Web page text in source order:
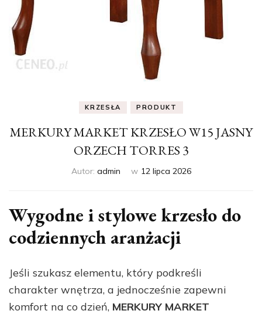
KRZESŁA PRODUKT
MERKURY MARKET KRZESŁO W15 JASNY
ORZECH TORRES 3
Autor: admin w 12 lipca 2026
Wygodne i stylowe krzesło do
codziennych aranżacji
Jeśli szukasz elementu, który podkreśli
charakter wnętrza, a jednocześnie zapewni
komfort na co dzień, MERKURY MARKET